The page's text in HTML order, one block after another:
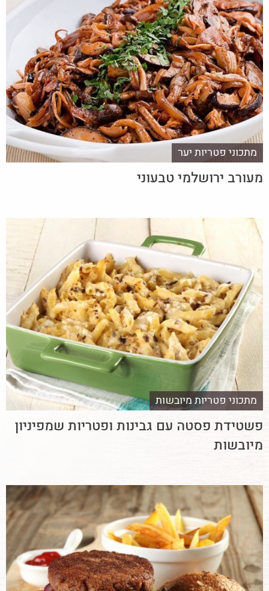
מתכוני פטריות יער
מעורב ירושלמי טבעוני
מתכוני פטריות מיובשות
פשטידת פסטה עם גבינות ופטריות שמפיניון
מיובשות